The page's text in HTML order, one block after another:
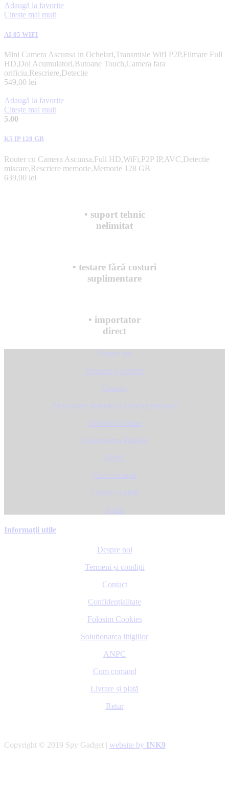
Adaugă la favorite
Citește mai mult
AI-05 WIFI
Mini Camera Ascunsa in Ochelari,Transmisie WifI P2P,Filmare Full
HD,Doi Acumulatori,Butoane Touch,Camera fara
orificiu,Rescriere,Detectie
549,00 lei
Adaugă la favorite
Citește mai mult
5.00
K5 IP 128 GB
Router cu Camera Ascunsa,Full HD,WiFi,P2P IP,AVC,Detectie
miscare,Rescriere memorie,Memorie 128 GB
639,00 lei
• suport tehnic
nelimitat
• testare fără costuri
suplimentare
• importator
direct
Despre noi
Termeni și condiții
Contact
Prelucrarea datelor cu caracter personal
Folosim Cookies
Soluționarea litigiilor
ANPC
Cum comand
Livrare și plată
Retur
Informații utile
Despre noi
Termeni și condiții
Contact
Confidențialitate
Folosim Cookies
Soluționarea litigiilor
ANPC
Cum comand
Livrare și plată
Retur
Copyright © 2019 Spy Gadget | website by INK9